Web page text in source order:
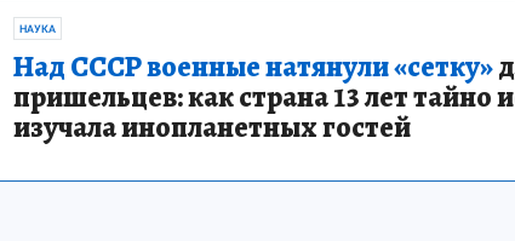
НАУКА
Над СССР военные натянули «сетку»
пришельцев: как страна 13 лет тайно
изучала инопланетных гостей